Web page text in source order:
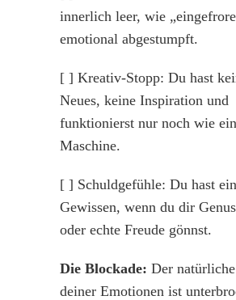
innerlich leer, wie
emotional abgestumpft.
[ ] Kreativ-Stopp: Du hast
Neues, keine Inspiration und
funktionierst nur noch wie
Maschine.
[ ] Schuldgefühle: Du hast
Gewissen, wenn du dir
oder echte Freude gönnst.
Die Blockade: Der
deiner Emotionen ist